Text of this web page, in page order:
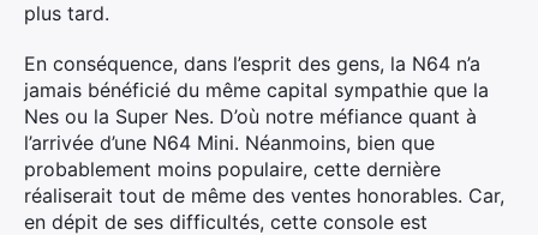
plus tard.
En conséquence, dans l’esprit des gens, la N64 n’a
jamais bénéficié du même capital sympathie que la
Nes ou la Super Nes. D’où notre méfiance quant à
l’arrivée d’une N64 Mini. Néanmoins, bien que
probablement moins populaire, cette dernière
réaliserait tout de même des ventes honorables. Car,
en dépit de ses difficultés, cette console est